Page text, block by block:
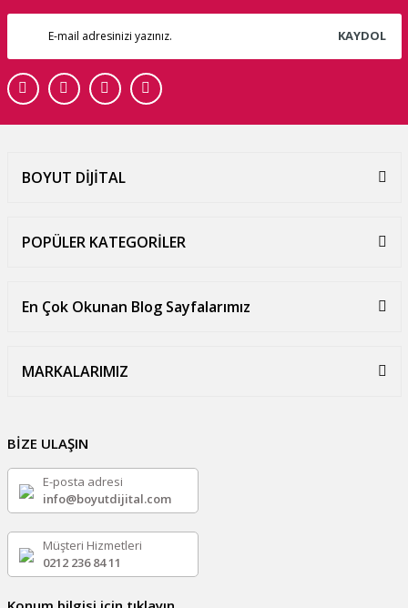
KAYDOL
BOYUT DİJİTAL
POPÜLER KATEGORİLER
En Çok Okunan Blog Sayfalarımız
MARKALARIMIZ
BİZE ULAŞIN
E-posta adresi
info@boyutdijital.com
Müşteri Hizmetleri
0212 236 84 11